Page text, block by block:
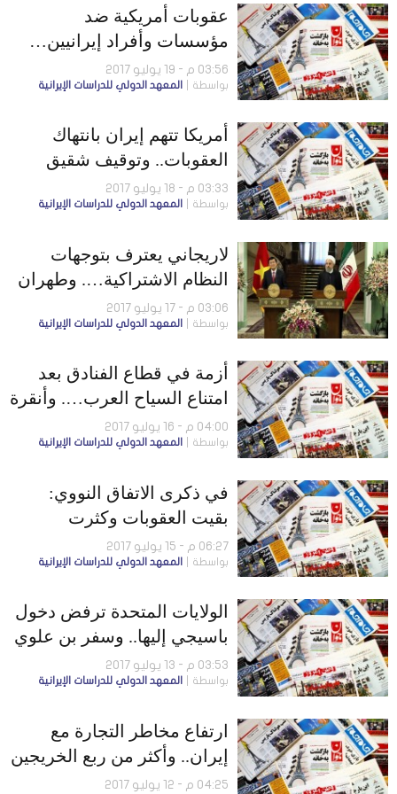
عقوبات أمريكية ضد
مؤسسات وأفراد إيرانيين…
والبرلمان الإيراني يرد بالمثل
03:56 م - 19 يوليو 2017
بواسطة المعهد الدولي للدراسات الإيرانية
أمريكا تتهم إيران بانتهاك
العقوبات.. وتوقيف شقيق
روحانى بدعاوى فساد
03:33 م - 18 يوليو 2017
بواسطة المعهد الدولي للدراسات الإيرانية
لاريجاني يعترف بتوجهات
النظام الاشتراكية…. وطهران
تعتبر طالبان مختلفة عن
داعش
03:06 م - 17 يوليو 2017
بواسطة المعهد الدولي للدراسات الإيرانية
أزمة في قطاع الفنادق بعد
امتناع السياح العرب…. وأنقرة
تطلب طهران بالتعاون في
نقل البضائع للدوحة
04:00 م - 16 يوليو 2017
بواسطة المعهد الدولي للدراسات الإيرانية
في ذكرى الاتفاق النووي:
بقيت العقوبات وكثرت
البطالة… و60% من مؤسسات
الإنتاج مغلقة
06:27 م - 15 يوليو 2017
بواسطة المعهد الدولي للدراسات الإيرانية
الولايات المتحدة ترفض دخول
باسيجي إليها.. وسفر بن علوي
يحمل رسالة
03:53 م - 13 يوليو 2017
بواسطة المعهد الدولي للدراسات الإيرانية
ارتفاع مخاطر التجارة مع
إيران.. وأكثر من ربع الخريجين
عاطلون عن العمل
04:25 م - 12 يوليو 2017